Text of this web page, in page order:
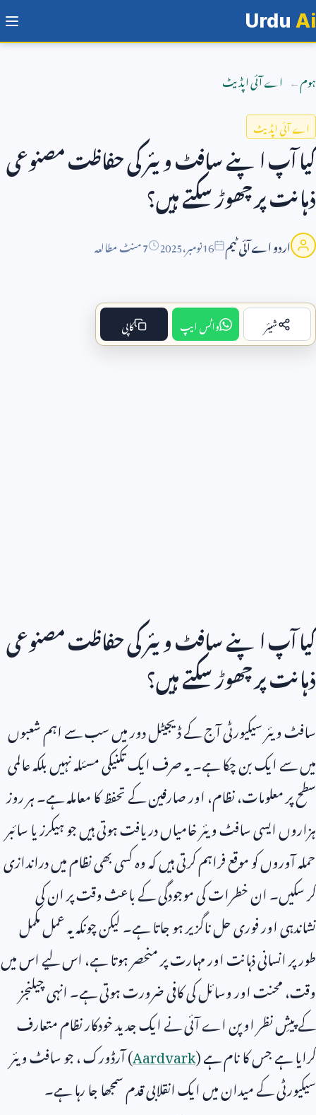
Urdu Ai
ہوم اے آئی اپڈیٹ
اے آئی اپڈیٹ
کیا آپ اپنے سافٹ ویئر کی حفاظت مصنوعی
ذہانت پر چھوڑ سکتے ہیں؟
اردو اے آئی ٹیم 16نومبر،2025 7 منٹ مطالعہ
کیا آپ اپنے سافٹ ویئر کی حفاظت مصنوعی
ذہانت پر چھوڑ سکتے ہیں؟
سافٹ ویئر سیکیورٹی آج کے ڈیجیٹل دور میں سب سے اہم شعبوں
میں سے ایک بن چکا ہے۔ یہ صرف ایک تکنیکی مسئلہ نہیں بلکہ عالمی
سطح پر معلومات، نظام، اور صارفین کے تحفظ کا معاملہ ہے۔ ہر روز
ہزاروں ایسی سافٹ ویئر خامیاں دریافت ہوتی ہیں جو ہیکرز یا سائبر
حملہ آوروں کو موقع فراہم کرتی ہیں کہ وہ کسی بھی نظام میں دراندازی
کر سکیں۔ ان خطرات کی موجودگی کے باعث وقت پر ان کی
نشاندہی اور فوری حل ناگزیر ہو جاتا ہے۔ لیکن چونکہ یہ عمل مکمل
طور پر انسانی ذہانت اور مہارت پر منحصر ہوتا ہے، اس لیے اس میں
وقت، محنت اور وسائل کی کافی ضرورت ہوتی ہے۔ انہی چیلنجز
کے پیشِ نظر اوپن اے آئی نے ایک جدید خودکار نظام متعارف
کرایا ہے جس کا نام ہے (Aardvark) آرڈورک ، جو سافٹ ویئر
سیکیورٹی کے میدان میں ایک انقلابی قدم سمجھا جا رہا ہے۔
شیئر واٹس ایپ کاپی